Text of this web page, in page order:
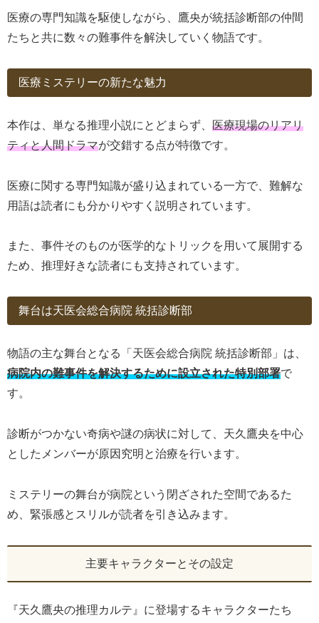
医療の専門知識を駆使しながら、鷹央が統括診断部の仲間
たちと共に数々の難事件を解決していく物語です。
医療ミステリーの新たな魅力
本作は、単なる推理小説にとどまらず、 医療現場のリアリ
ティと人間ドラマが交錯する点が特徴です。
医療に関する専門知識が盛り込まれている一方で、難解な
用語は読者にも分かりやすく説明されています。
また、事件そのものが医学的なトリックを用いて展開する
ため、推理好きな読者にも支持されています。
舞台は天医会総合病院 統括診断部
物語の主な舞台となる「天医会総合病院 統括診断部」は、
病院内の難事件を解決するために設立された特別部署で
す。
診断がつかない奇病や謎の病状に対して、天久鷹央を中心
としたメンバーが原因究明と治療を行います。
ミステリーの舞台が病院という閉ざされた空間であるた
め、緊張感とスリルが読者を引き込みます。
主要キャラクターとその設定
『天久鷹央の推理カルテ』に登場するキャラクターたち